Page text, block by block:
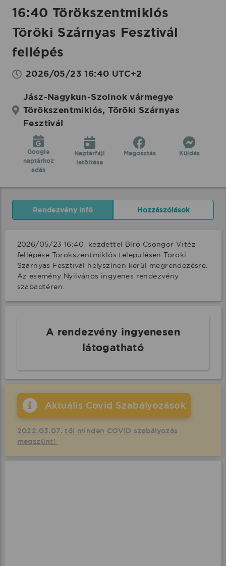
16:40 Törökszentmiklós
Töröki Szárnyas Fesztivál
fellépés
2026/05/23 16:40 UTC+2
Jász-Nagykun-Szolnok vármegye
Törökszentmiklós, Töröki Szárnyas
Fesztivál
Google
naptárhoz
adás
Naptárfájl
letöltése
Megosztás Küldés
Rendezvény infó Hozzászólások
2026/05/23 16:40  kezdettel Bíró Csongor Vitéz
fellépése Törökszentmiklós településen Töröki
Szárnyas Fesztivál helyszínen kerül megrendezésre.
Az esemény Nyilvános ingyenes rendezvény
szabadtéren.
A rendezvény ingyenesen
látogatható
Aktuális Covid Szabályozások
2022.03.07. től minden COVID szabályozás
megszűnt!